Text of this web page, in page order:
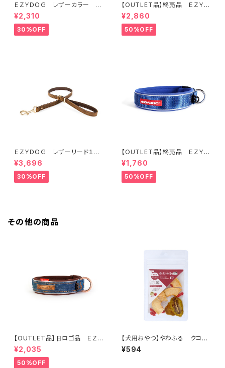
ＥＺＹＤＯＧ レザーカラー X
XS (全2色)
¥2,310
30%OFF
【OUTLET品】終売品 ＥＺＹＤ
¥2,860
50%OFF
ＥＺＹＤＯＧ レザーリード１０６
ｃｍ（全2色）
¥3,696
30%OFF
【OUTLET品】終売品 ＥＺＹＤ
ＯＧ ネオカラー L ブルー
¥1,760
50%OFF
その他の商品
【OUTLET品】旧ロゴ品 ＥＺＹ
ＤＯＧ ネオカラーＭ デニム
¥2,035
50%OFF
【犬用おやつ】やわふる クコの
実エキスをスプレーしたリンゴ＆
キウイスライスカット 10g
¥594